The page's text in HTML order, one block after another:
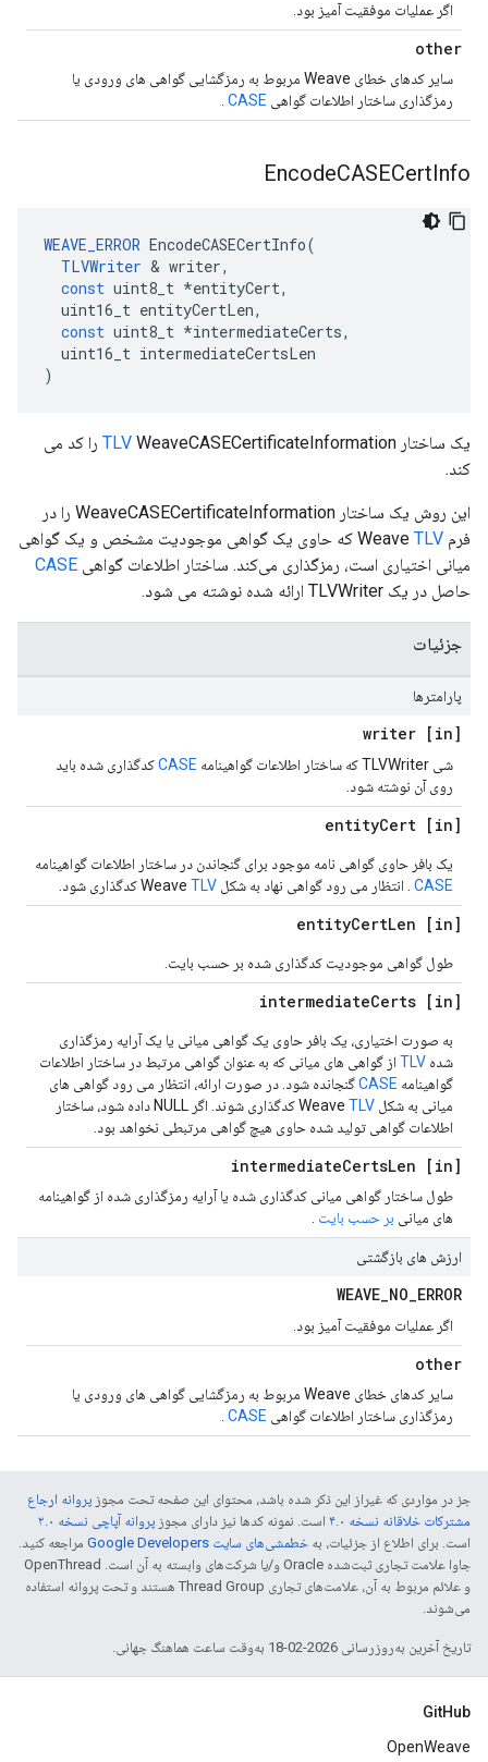
اگر عملیات موفقیت آمیز بود.
other
سایر کدهای خطای Weave مربوط به رمزگشایی گواهی های ورودی یا
رمزگذاری ساختار اطلاعات گواهی CASE
EncodeCASECertInfo
WEAVE_ERROR EncodeCASECertInfo(
TLVWriter & writer,
const uint8_t *entityCert,
uint16_t entityCertLen,
const uint8_t *intermediateCerts,
uint16_t intermediateCertsLen
)
یک ساختار TLV WeaveCASECertificateInformation را کد می
کند.
این روش یک ساختار WeaveCASECertificateInformation را در
فرم Weave TLV
که حاوی یک گواهی موجودیت مشخص و یک گواهی
میانی اختیاری است، رمزگذاری می‌کند. ساختار اطلاعات گواهی CASE
حاصل در یک TLVWriter ارائه شده نوشته می شود.
جزئیات
پارامترها
[in] writer
شی TLVWriter که ساختار اطلاعات گواهینامه CASEکدگذاری شده باید
روی آن نوشته شود.
[in] entity
Cert
یک بافر حاوی گواهی نامه موجود برای گنجاندن در ساختار اطلاعات گواهینامه
CASE . انتظار می رود گواهی نهاد به شکل Weave TLV کدگذاری شود.
[in] entity
CertLen
طول گواهی موجودیت کدگذاری شده بر حسب بایت.
[in] intermediate
Certs
به صورت اختیاری، یک بافر حاوی یک گواهی میانی یا یک آرایه رمزگذاری
شده TLV از گواهی های میانی که به عنوان گواهی مرتبط در ساختار اطلاعات
گواهینامه CASEگنجانده شود. در صورت ارائه، انتظار می رود گواهی های
میانی به شکل Weave TLV
کدگذاری شوند. اگر NULL داده شود، ساختار
اطلاعات گواهی تولید شده حاوی هیچ گواهی مرتبطی نخواهد بود.
[in] intermediate
CertsLen
طول ساختار گواهی میانی کدگذاری شده یا آرایه رمزگذاری شده از گواهینامه
های میانی بر حسب بایت
ارزش های بازگشتی
WEAVE_NO_ERROR
اگر عملیات موفقیت آمیز بود.
other
سایر کدهای خطای Weave مربوط به رمزگشایی گواهی های ورودی یا
رمزگذاری ساختار اطلاعات گواهی CASE
جز در مواردی که غیراز این ذکر شده باشد، محتوای این صفحه تحت مجوز پروانه ارجاع
مشترکات خلاقانه نسخه ۴.۰
است. نمونه کدها نیز دارای مجوز پروانه آپاچی نسخه ۲.۰
است. برای اطلاع از جزئیات، به خطمشی‌های سایت Google Developers‏
مراجعه کنید.
جاوا علامت تجاری ثبت‌شده Oracle و/یا شرکت‌های وابسته به آن است. ‫OpenThread
و علائم مربوط به آن، علامت‌های تجاری Thread Group هستند و تحت پروانه استفاده
می‌شوند.
تاریخ آخرین به‌روزرسانی 2026-02-18 به‌وقت ساعت هماهنگ جهانی.
GitHub
OpenWeave